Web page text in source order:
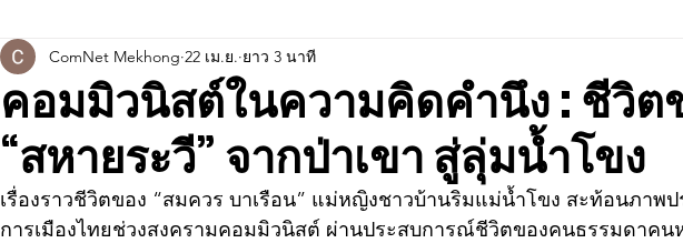
คอมมิวนิสต์ในความคิดคำนึง : ชีวิต
“สหายระวี” จากป่าเขา สู่ลุ่มน้ำโขง
ComNet Mekhong 22 เม.ย. ยาว 3 นาที
เรื่องราวชีวิตของ “สมควร บาเรือน” แม่หญิงชาวบ้านริมแม่น้ำโขง สะท้อนภาพ
การเมืองไทยช่วงสงครามคอมมิวนิสต์ ผ่านประสบการณ์ชีวิตของคนธรรมดาคน